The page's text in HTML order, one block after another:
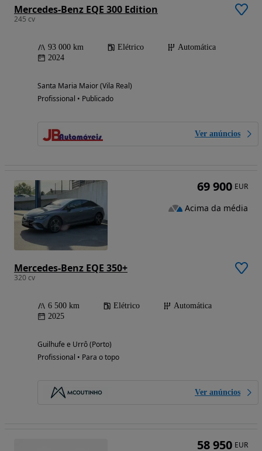
Mercedes-Benz EQE 300 Edition
245 cv
93 000 km Elétrico
Automática
2024
Santa Maria Maior (Vila Real)
Profissional • Publicado
Ver anúncios
Mercedes-Benz EQE 350+
320 cv
6 500 km Elétrico
Automática
2025
Guilhufe e Urrô (Porto)
Profissional • Para o topo
Ver anúncios
69 900 EUR
Acima da média
58 950 EUR